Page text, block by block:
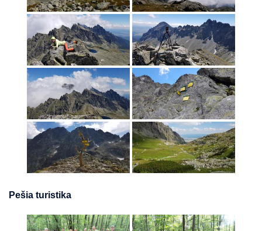
Pešia turistika